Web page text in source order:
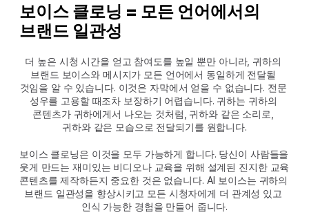
보이스 클로닝 = 모든 언어에서의
브랜드 일관성
더 높은 시청 시간을 얻고 참여도를 높일 뿐만 아니라, 귀하의
브랜드 보이스와 메시지가 모든 언어에서 동일하게 전달될
것임을 알 수 있습니다. 이것은 자막에서 얻을 수 없습니다. 전문
성우를 고용할 때조차 보장하기 어렵습니다. 귀하는 귀하의
콘텐츠가 귀하에게서 나오는 것처럼, 귀하와 같은 소리로,
귀하와 같은 모습으로 전달되기를 원합니다.
보이스 클로닝은 이것을 모두 가능하게 합니다. 당신이 사람들을
웃게 만드는 재미있는 비디오나 교육을 위해 설계된 진지한 교육
콘텐츠를 제작하든지 중요한 것은 없습니다. AI 보이스는 귀하의
브랜드 일관성을 향상시키고 모든 시청자에게 더 관계성 있고
인식 가능한 경험을 만들어 줍니다.